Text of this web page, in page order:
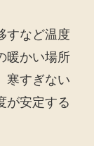
すなど温度
暖かい場所
寒すぎない
が安定する